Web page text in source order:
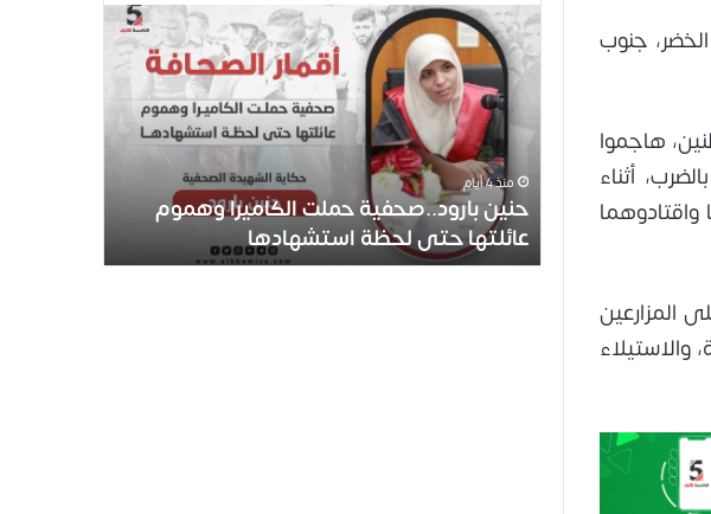
جنوب
هاجموا
أثناء
المزارعين
والاستيلاء
حنين
بارود..صحفية
حملت
الكاميرا
وهموم
عائلتها
لحظة
استشهادها
منذ 4 أيام
حنين بارود..صحفية حملت الكاميرا وهموم
عائلتها حتى لحظة استشهادها